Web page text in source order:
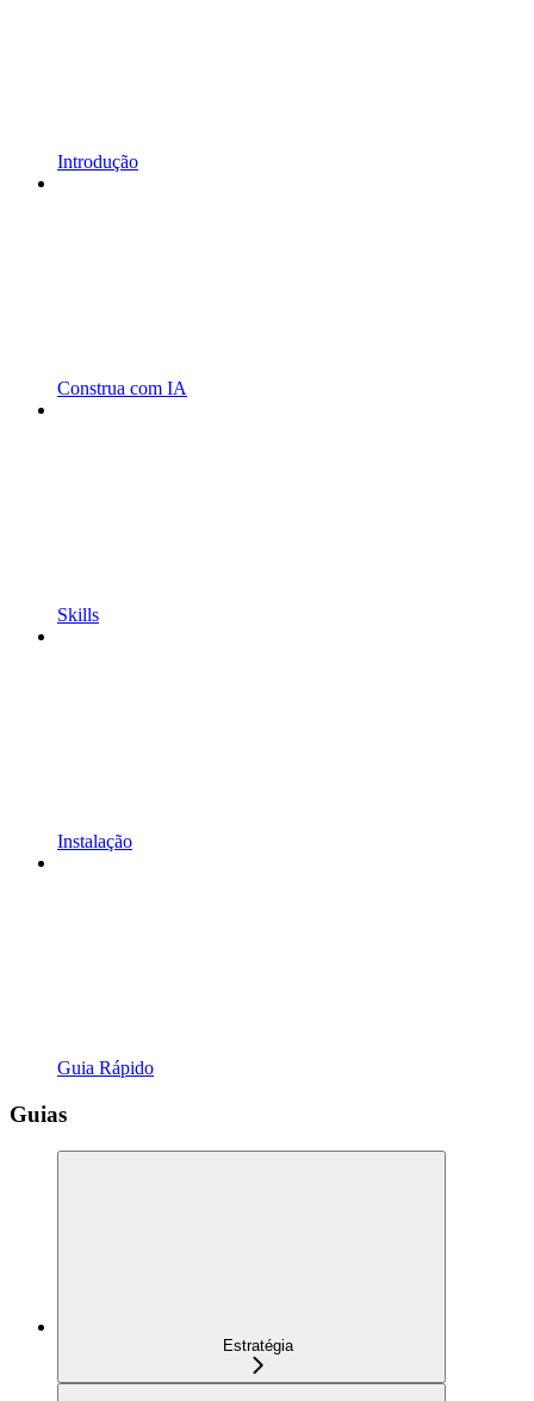
Introdução
Construa com IA
Skills
Instalação
Guia Rápido
Guias
Estratégia